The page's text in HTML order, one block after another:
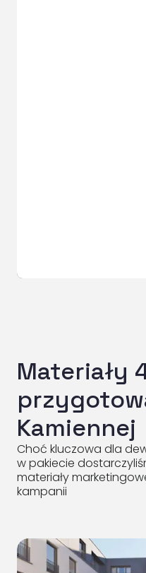
Materiały
Kamiennej
Choć kluczowa dla
w pakiecie
materiały
kampanii